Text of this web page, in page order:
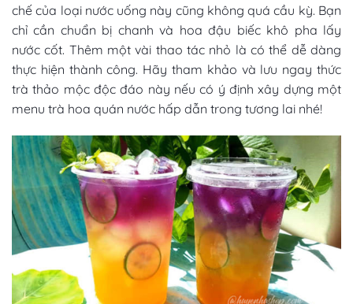
chế của loại nước uống này cũng không quá cầu kỳ. Bạn
chỉ cần chuẩn bị chanh và hoa đậu biếc khô pha lấy
nước cốt. Thêm một vài thao tác nhỏ là có thể dễ dàng
thực hiện thành công. Hãy tham khảo và lưu ngay thức
trà thảo mộc độc đáo này nếu có ý định xây dựng một
menu trà hoa quán nước hấp dẫn trong tương lai nhé!